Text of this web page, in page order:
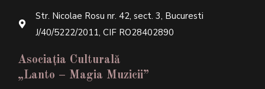
Str. Nicolae Rosu nr. 42, sect. 3, Bucuresti
J/40/5222/2011, CIF RO28402890
Asociația Culturală
„Lanto – Magia Muzicii”